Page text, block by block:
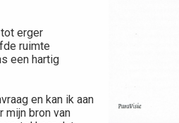
erger
ruimte
een hartig
en kan ik aan
mijn bron van